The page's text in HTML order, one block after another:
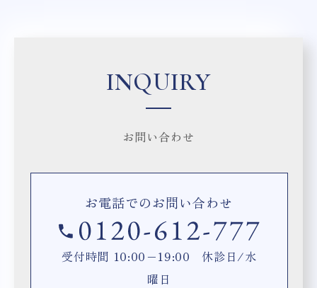
INQUIRY
お問い合わせ
お電話でのお問い合わせ
受付時間 10:00−19:00 休診日/水
曜日